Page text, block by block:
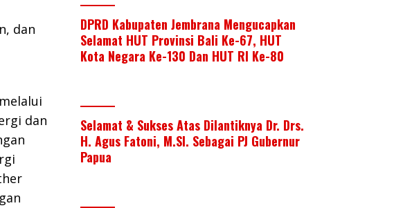
dan
dan
DPRD Kabupaten Jembrana Mengucapkan
Selamat HUT Provinsi Bali Ke-67, HUT
Kota Negara Ke-130 Dan HUT RI Ke-80
Selamat & Sukses Atas Dilantiknya Dr. Drs.
H. Agus Fatoni, M.SI. Sebagai PJ Gubernur
Papua